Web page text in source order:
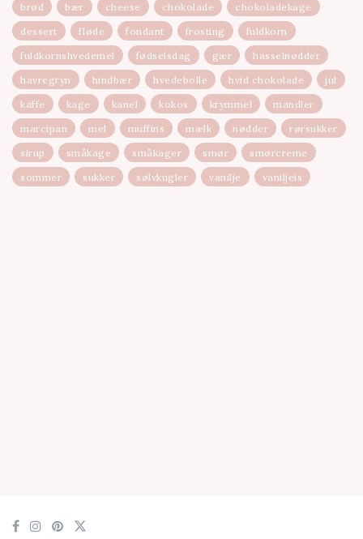
brød
bær cheese chokolade
chokoladekage
dessert
fløde fondant frosting
fuldkorn
fuldkornshvedemel
fødselsdag gær
hasselnødder
havregryn
hindbær hvedebolle hvid chokolade
jul
kaffe
kage kanel kokos krymmel
mandler
marcipan
mel muffins mælk nødder
rørsukker
sirup
småkage småkager smør
smørcreme
sommer
sukker sølvkugler vanilje vaniljeis